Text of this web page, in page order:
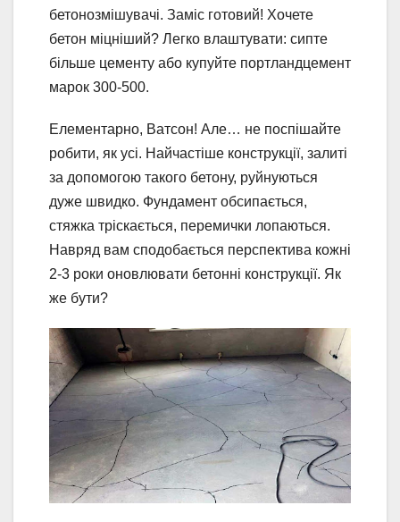
бетонозмішувачі. Заміс готовий! Хочете
бетон міцніший? Легко влаштувати: сипте
більше цементу або купуйте портландцемент
марок 300-500.
Елементарно, Ватсон! Але… не поспішайте
робити, як усі. Найчастіше конструкції, залиті
за допомогою такого бетону, руйнуються
дуже швидко. Фундамент обсипається,
стяжка тріскається, перемички лопаються.
Навряд вам сподобається перспектива кожні
2-3 роки оновлювати бетонні конструкції. Як
же бути?